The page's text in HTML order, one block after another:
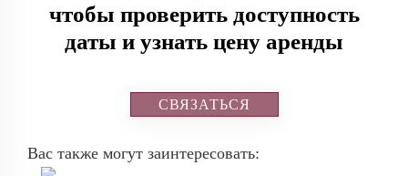
чтобы проверить доступность
даты и узнать цену аренды
СВЯЗАТЬСЯ
Вас также могут заинтересовать: